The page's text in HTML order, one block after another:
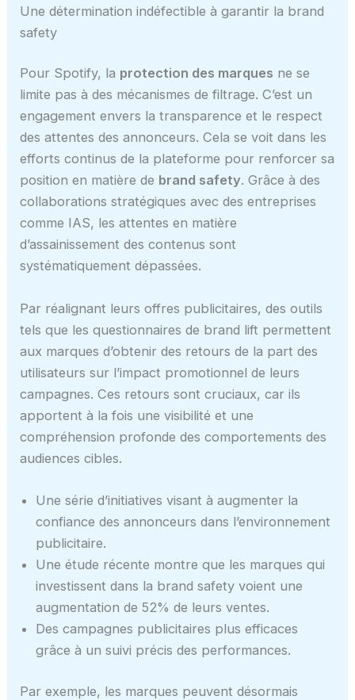
Une détermination indéfectible à garantir la brand
safety
Pour Spotify, la protection des marques ne se
limite pas à des mécanismes de filtrage. C’est un
engagement envers la transparence et le respect
des attentes des annonceurs. Cela se voit dans les
efforts continus de la plateforme pour renforcer sa
position en matière de brand safety. Grâce à des
collaborations stratégiques avec des entreprises
comme IAS, les attentes en matière
d’assainissement des contenus sont
systématiquement dépassées.
Par réalignant leurs offres publicitaires, des outils
tels que les questionnaires de brand lift permettent
aux marques d’obtenir des retours de la part des
utilisateurs sur l’impact promotionnel de leurs
campagnes. Ces retours sont cruciaux, car ils
apportent à la fois une visibilité et une
compréhension profonde des comportements des
audiences cibles.
Une série d’initiatives visant à augmenter la
confiance des annonceurs dans l’environnement
publicitaire.
Une étude récente montre que les marques qui
investissent dans la brand safety voient une
augmentation de 52% de leurs ventes.
Des campagnes publicitaires plus efficaces
grâce à un suivi précis des performances.
Par exemple, les marques peuvent désormais